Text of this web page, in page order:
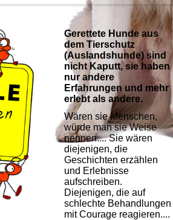
Gerettete Hunde aus
dem Tierschutz
(Auslandshunde) sind
nicht Kaputt, sie haben
nur andere
Erfahrungen und mehr
erlebt als andere.
Wären sie Menschen,
würde man sie Weise
nennen.... Sie wären
diejenigen, die
Geschichten erzählen
und Erlebnisse
aufschreiben.
Diejenigen, die auf
schlechte Behandlungen
mit Courage reagieren....